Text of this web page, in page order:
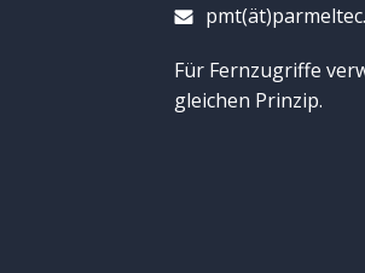
Für Fernzugriffe
gleichen Prinzip.